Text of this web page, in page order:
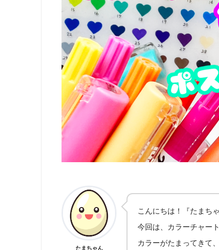
たまちゃん
こんにちは！『たまち
今回は、カラーチャー
カラーがたまってきて